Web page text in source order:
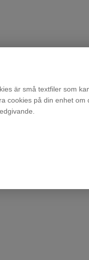
är små textfiler som
cookies på din enhet